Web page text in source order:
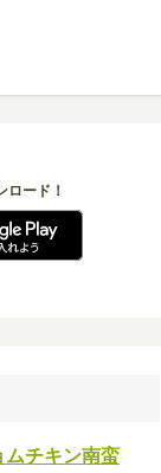
ード！
ムチキン南蛮